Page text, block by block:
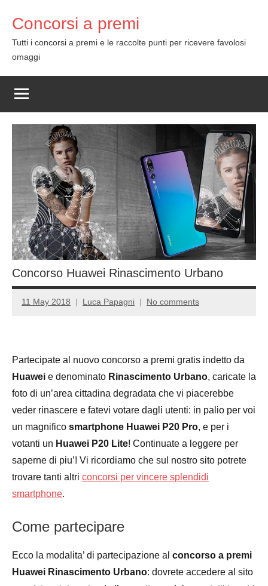
content
Concorsi a premi
Tutti i concorsi a premi e le raccolte punti per ricevere favolosi
omaggi
Concorso Huawei Rinascimento Urbano
11 May 2018 Luca Papagni No comments
Partecipate al nuovo concorso a premi gratis indetto da
Huawei e denominato Rinascimento Urbano, caricate la
foto di un’area cittadina degradata che vi piacerebbe
veder rinascere e fatevi votare dagli utenti: in palio per voi
un magnifico smartphone Huawei P20 Pro, e per i
votanti un Huawei P20 Lite! Continuate a leggere per
saperne di piu’! Vi ricordiamo che sul nostro sito potrete
trovare tanti altri concorsi per vincere splendidi
smartphone.
Come partecipare
Ecco la modalita’ di partecipazione al concorso a premi
Huawei Rinascimento Urbano: dovrete accedere al sito